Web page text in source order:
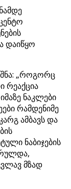
დაიწყო
„როგორც
რეაქცია
ნაკლები
რამდენიმე
ამბავს და
ნაბიჯების
მზად